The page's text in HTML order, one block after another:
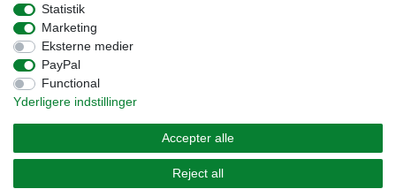
Withdraw from contract here Kontakt
Statistik
Marketing
Eksterne medier
PayPal
Functional
Yderligere indstillinger
Accepter alle
Reject all